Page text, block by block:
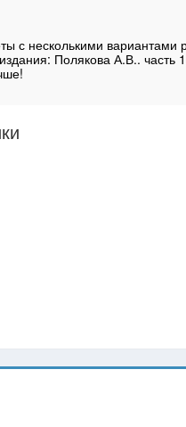
с несколькими вариантами
Полякова А.В.. часть